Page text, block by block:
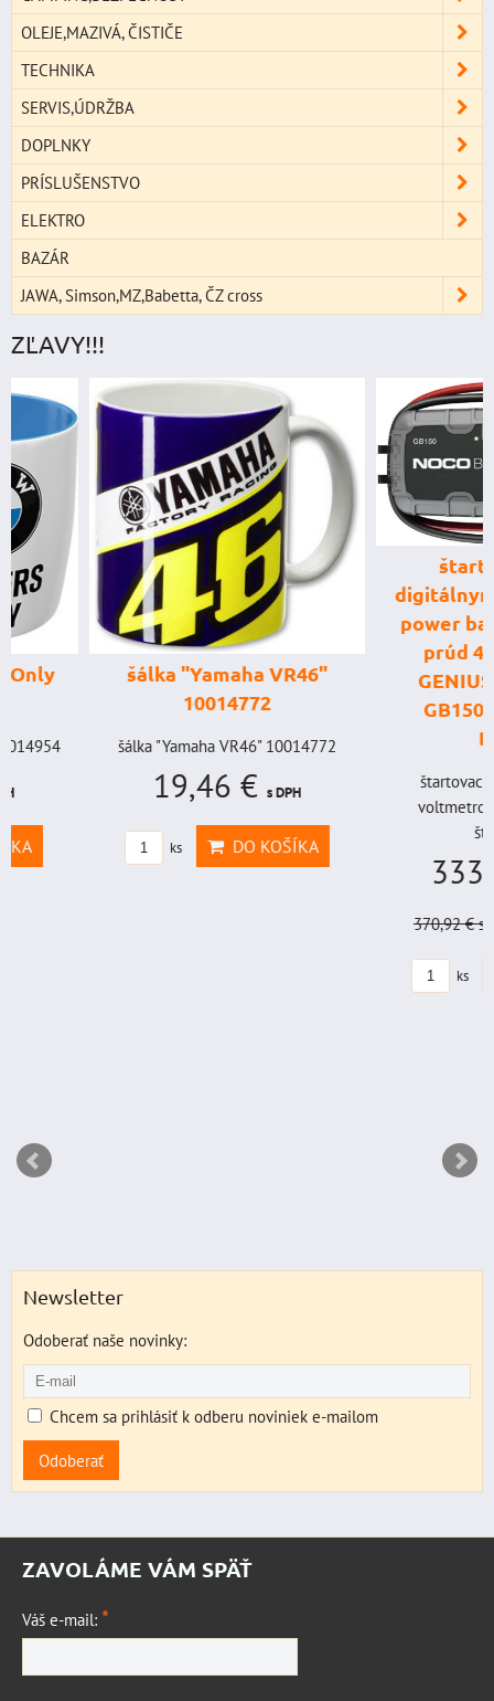
OLEJE,MAZIVÁ, ČISTIČE
TECHNIKA
SERVIS,ÚDRŽBA
DOPLNKY
PRÍSLUŠENSTVO
ELEKTRO
BAZÁR
JAWA, Simson,MZ,Babetta, ČZ cross
ZĽAVY!!!
šálka "Yamaha VR46"
10014772
šálka "Yamaha VR46" 10014772
19,46 €s DPH
DO KOŠÍKA
štartovací
digitálnym
power banka,
prúd 4000 A,
GENIUS BOOST
GB150 (NOCO
štartovací box s
voltmetrom + power
štartovací...
333,83 €
s DPH Zľava
DO
Newsletter
Odoberať naše novinky:
Chcem sa prihlásiť k odberu noviniek e-mailom
Odoberať
ZAVOLÁME VÁM SPÄŤ
Váš e-mail: *